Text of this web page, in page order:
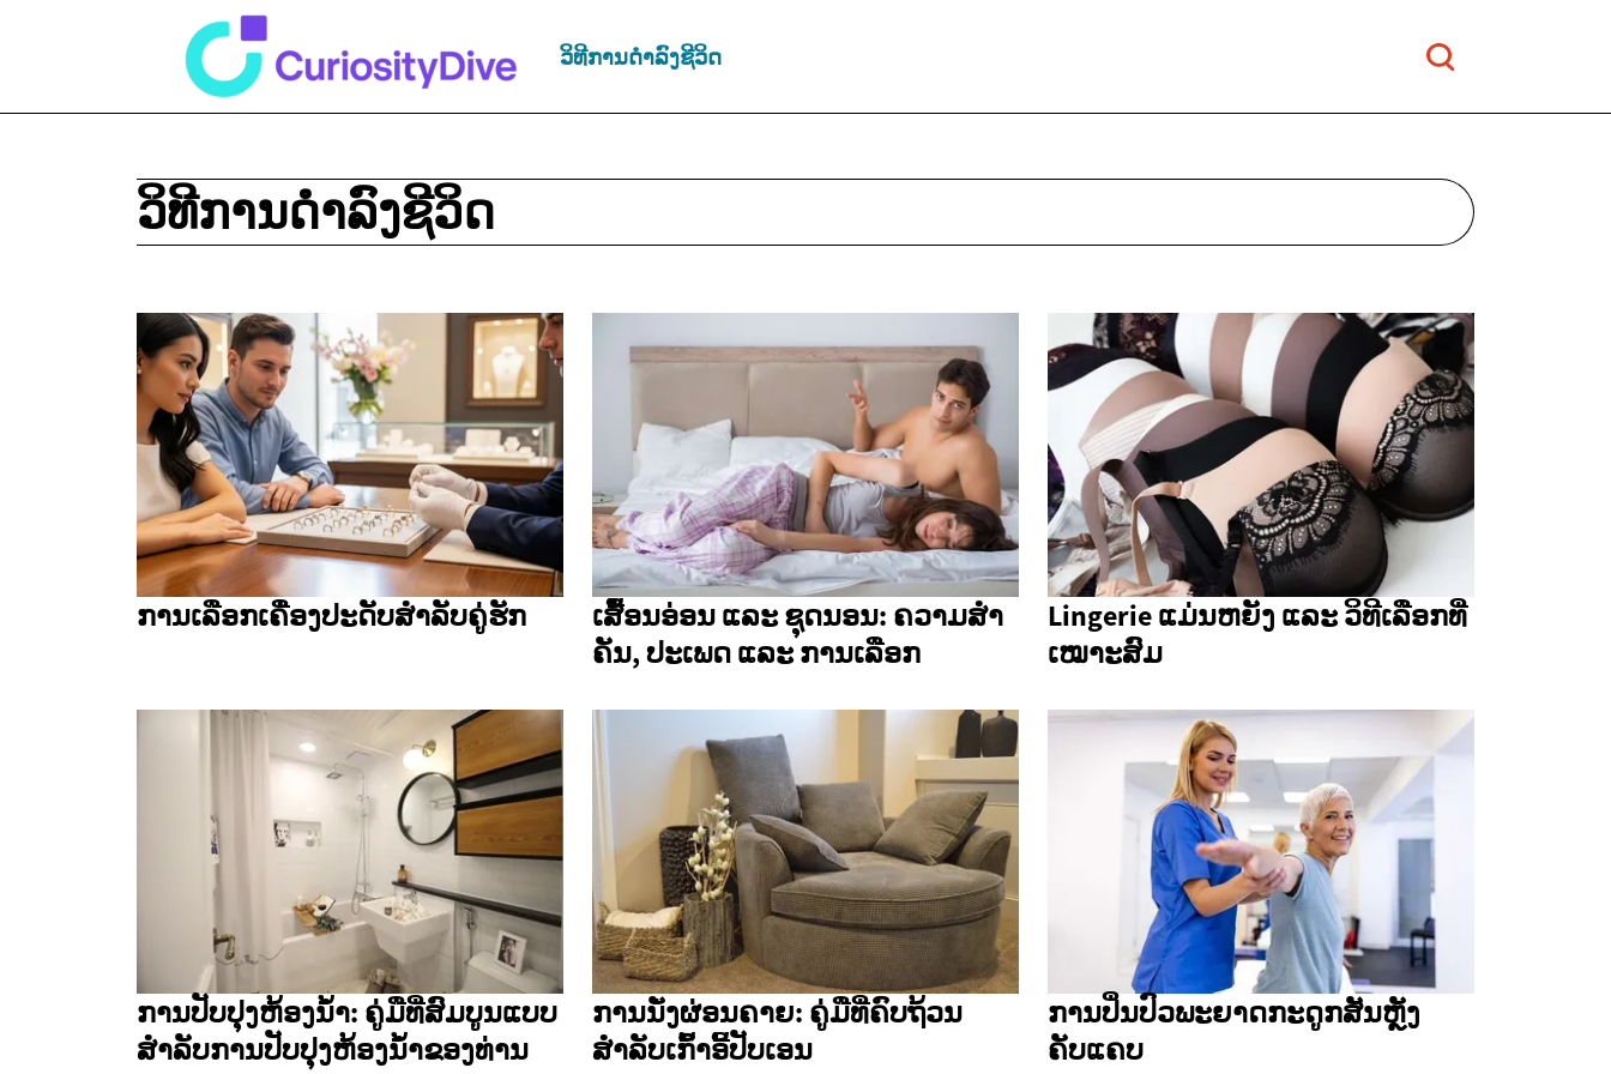
ວິທີການດຳລົງຊີວິດ
ວິທີການດຳລົງຊີວິດ
ການເລືອກເຄື່ອງປະດັບສຳລັບຄູ່ຮັກ
ເສື້ອນອ່ອນ ແລະ ຊຸດນອນ: ຄວາມສໍາ
ຄັນ, ປະເພດ ແລະ ການເລືອກ
Lingerie ແມ່ນຫຍັງ ແລະ ວິທີເລືອກທີ່
ເໝາະສົມ
ການປັບປຸງຫ້ອງນ້ຳ: ຄູ່ມືທີ່ສົມບູນແບບ
ສຳລັບການປັບປຸງຫ້ອງນ້ຳຂອງທ່ານ
ການນັ່ງຜ່ອນຄາຍ: ຄູ່ມືທີ່ຄົບຖ້ວນ
ສຳລັບເກົ້າອີ້ປັບເອນ
ການປິ່ນປົວພະຍາດກະດູກສັນຫຼັງ
ຄັບແຄບ